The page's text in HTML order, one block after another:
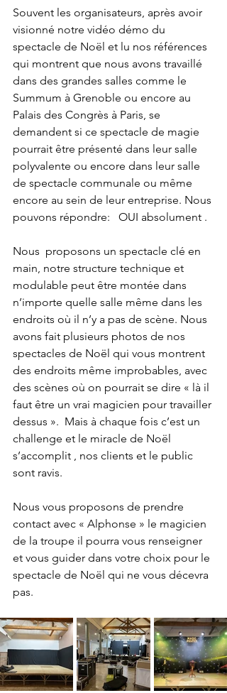
Souvent les organisateurs, après avoir
visionné notre vidéo démo du
spectacle de Noël et lu nos références
qui montrent que nous avons travaillé
dans des grandes salles comme le
Summum à Grenoble ou encore au
Palais des Congrès à Paris, se
demandent si ce spectacle de magie
pourrait être présenté dans leur salle
polyvalente ou encore dans leur salle
de spectacle communale ou même
encore au sein de leur entreprise. Nous
pouvons répondre:   OUI absolument .
Nous  proposons un spectacle clé en
main, notre structure technique et
modulable peut être montée dans
n’importe quelle salle même dans les
endroits où il n’y a pas de scène. Nous
avons fait plusieurs photos de nos
spectacles de Noël qui vous montrent
des endroits même improbables, avec
des scènes où on pourrait se dire « là il
faut être un vrai magicien pour travailler
dessus ».  Mais à chaque fois c’est un
challenge et le miracle de Noël
s’accomplit , nos clients et le public
sont ravis.
Nous vous proposons de prendre
contact avec « Alphonse » le magicien
de la troupe il pourra vous renseigner
et vous guider dans votre choix pour le
spectacle de Noël qui ne vous décevra
pas.